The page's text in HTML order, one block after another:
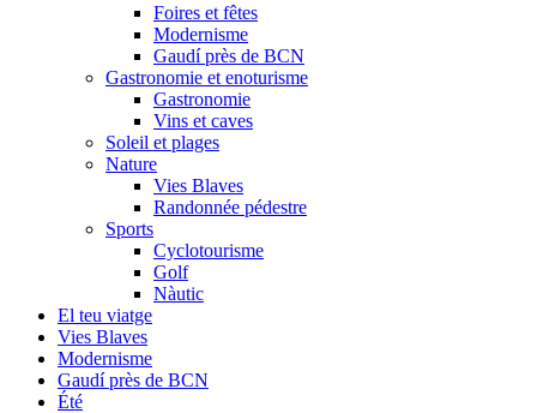
Foires et fêtes
Modernisme
Gaudí près de BCN
Gastronomie et enoturisme
Gastronomie
Vins et caves
Soleil et plages
Nature
Vies Blaves
Randonnée pédestre
Sports
Cyclotourisme
Golf
Nàutic
El teu viatge
Vies Blaves
Modernisme
Gaudí près de BCN
Été